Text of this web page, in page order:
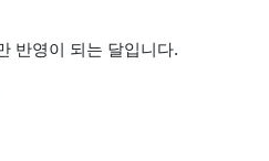
반영이 되는 달입니다.